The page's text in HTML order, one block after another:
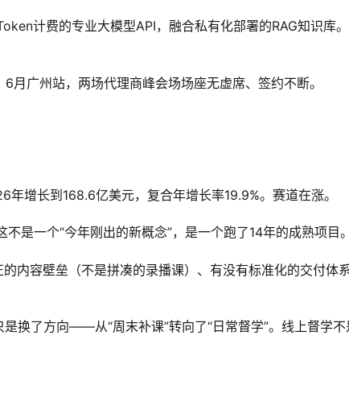
计费的专业大模型API，融合私有化部署的RAG知识库
广州站，两场代理商峰会场场座无虚席、签约不断。
增长到168.6亿美元，复合年增长率19.9%。赛道在涨。
是一个“今年刚出的新概念”，是一个跑了14年的成熟项目。
内容壁垒（不是拼凑的录播课）、有没有标准化的交付
换了方向——从“周末补课”转向了“日常督学”。线上督学